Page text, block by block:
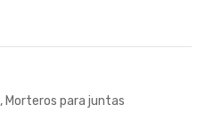
, Morteros para juntas